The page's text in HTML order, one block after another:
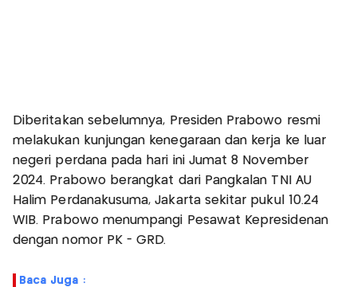
Diberitakan sebelumnya, Presiden Prabowo resmi
melakukan kunjungan kenegaraan dan kerja ke luar
negeri perdana pada hari ini Jumat 8 November
2024. Prabowo berangkat dari Pangkalan TNI AU
Halim Perdanakusuma, Jakarta sekitar pukul 10.24
WIB. Prabowo menumpangi Pesawat Kepresidenan
dengan nomor PK - GRD.
Baca Juga :